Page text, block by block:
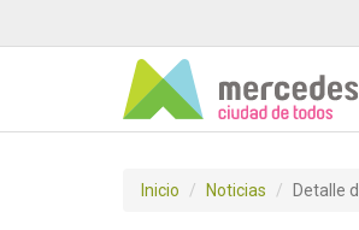
Inicio Noticias Detalle